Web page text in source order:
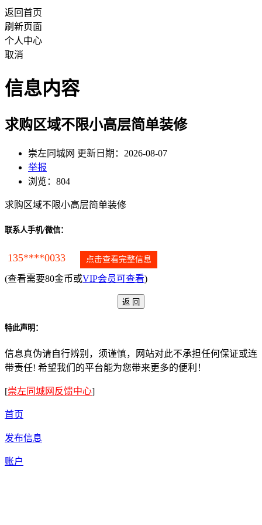
返回首页
刷新页面
个人中心
取消
信息内容
求购区域不限小高层简单装修
崇左同城网 更新日期：2026-08-07
举报
浏览：804
求购区域不限小高层简单装修
联系人手机/微信：
135****0033 点击查看完整信息
(查看需要80金币或VIP会员可查看)
特此声明：
信息真伪请自行辨别，须谨慎，网站对此不承担任何保证或连
带责任! 希望我们的平台能为您带来更多的便利！
[崇左同城网反馈中心]
首页
发布信息
账户